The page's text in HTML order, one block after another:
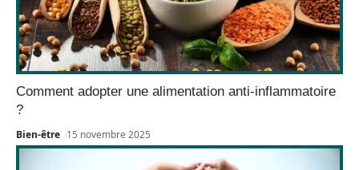
Comment adopter une alimentation anti-inflammatoire
?
Bien-être 15 novembre 2025